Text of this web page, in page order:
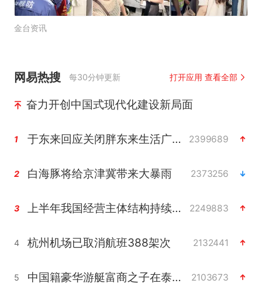
金台资讯
网易热搜 每30分钟更新 打开应用 查看全部
奋力开创中国式现代化建设新局面
1 于东来回应关闭胖东来生活广场店 2399689
2 白海豚将给京津冀带来大暴雨 2373256
3 上半年我国经营主体结构持续优化 2249883
4 杭州机场已取消航班388架次 2132441
5 中国籍豪华游艇富商之子在泰国被杀 2103673